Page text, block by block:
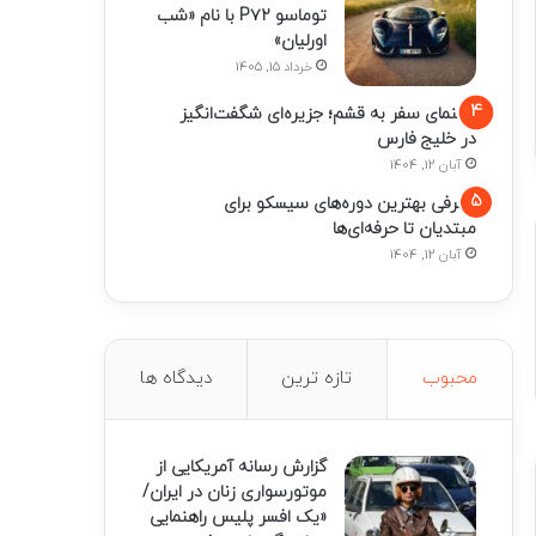
توماسو P۷۲ با نام «شب
اورلیان»
خرداد 15, 1405
راهنمای سفر به قشم؛ جزیره‌ای شگفت‌انگیز
در خلیج فارس
آبان 12, 1404
معرفی بهترین دوره‌های سیسکو برای
مبتدیان تا حرفه‌ای‌ها
آبان 12, 1404
محبوب تازه ترین دیدگاه ها
گزارش رسانه آمریکایی از
موتورسواری زنان در ایران/
«یک افسر پلیس راهنمایی